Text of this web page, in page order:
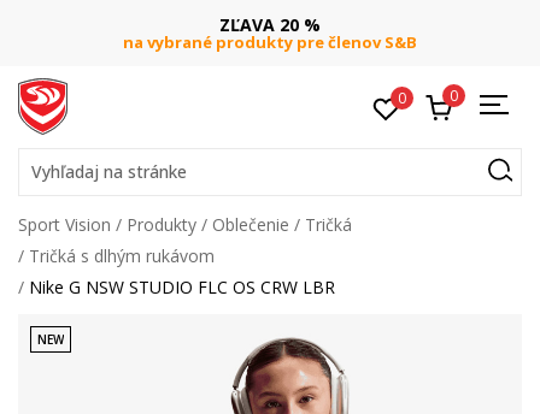
ZĽAVA 20 %
na vybrané produkty pre členov S&B
0 0
Vyhľadaj na stránke
Sport Vision Produkty Oblečenie
Tričká
Tričká s dlhým rukávom
Nike G NSW STUDIO FLC OS CRW LBR
NEW